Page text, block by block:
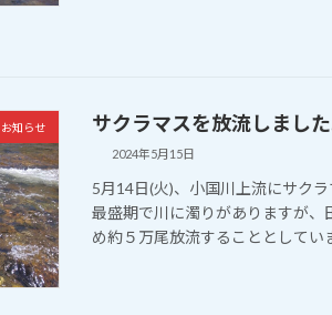
お知らせ サクラマスを放流しまし
2024年5月15日
5月14日(火)、小国川上流にサク
最盛期で川に濁りがありますが、
め約５万尾放流することとしてい